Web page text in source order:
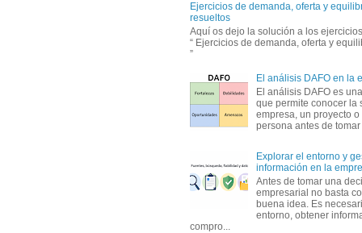
Ejercicios de demanda, oferta y
resueltos
Aquí os dejo la solución a los
“ Ejercicios de demanda, oferta y
”
El análisis DAFO en la
El análisis DAFO es
que permite conocer la
empresa, un proyecto
persona antes de
Explorar el entorno y
información en la
Antes de tomar una
empresarial no basta
buena idea. Es
entorno, obtener
compro...